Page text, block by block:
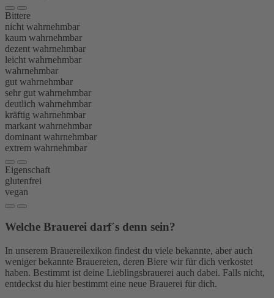
Bittere
nicht wahrnehmbar
kaum wahrnehmbar
dezent wahrnehmbar
leicht wahrnehmbar
wahrnehmbar
gut wahrnehmbar
sehr gut wahrnehmbar
deutlich wahrnehmbar
kräftig wahrnehmbar
markant wahrnehmbar
dominant wahrnehmbar
extrem wahrnehmbar
Eigenschaft
glutenfrei
vegan
Welche Brauerei darf´s denn sein?
In unserem Brauereilexikon findest du viele bekannte, aber auch
weniger bekannte Brauereien, deren Biere wir für dich verkostet
haben. Bestimmt ist deine Lieblingsbrauerei auch dabei. Falls nicht,
entdeckst du hier bestimmt eine neue Brauerei für dich.